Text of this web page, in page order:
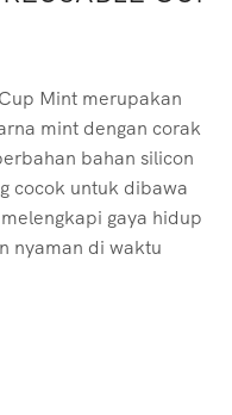
Mint merupakan
mint dengan corak
bahan silicon
cocok untuk dibawa
gaya hidup
nyaman di waktu